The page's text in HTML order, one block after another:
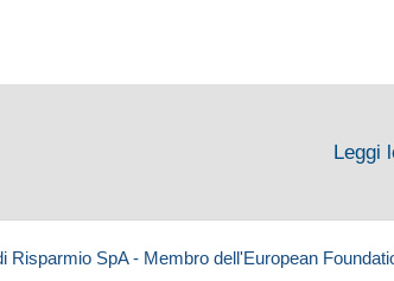
Leggi
SpA - Membro dell'European